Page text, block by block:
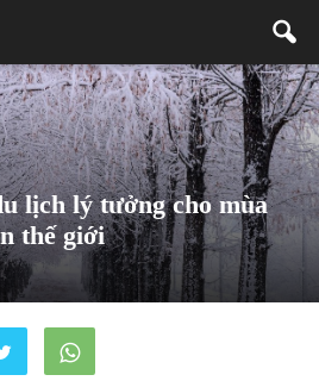
lịch lý tưởng cho mùa
thế giới